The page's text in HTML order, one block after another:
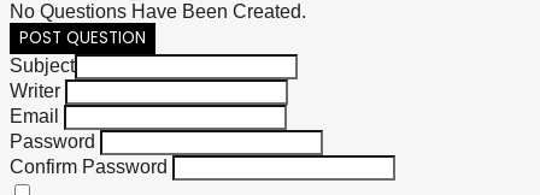
No Questions Have Been Created.
POST QUESTION
Subject
Writer
Email
Password
Confirm Password